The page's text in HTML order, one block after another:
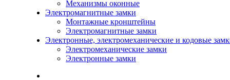
Механизмы оконные
Электромагнитные замки
Монтажные кронштейны
Электромагнитные замки
Электронные, электромеханические и кодовые
Электромеханические замки
Электронные замки